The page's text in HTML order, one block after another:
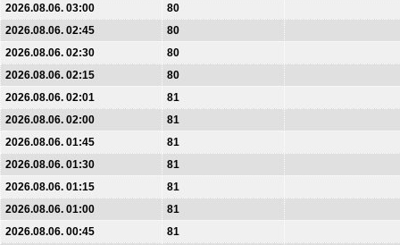
2026.08.06. 03:00
80
2026.08.06. 02:45
80
2026.08.06. 02:30
80
2026.08.06. 02:15
80
2026.08.06. 02:01
81
2026.08.06. 02:00
81
2026.08.06. 01:45
81
2026.08.06. 01:30
81
2026.08.06. 01:15
81
2026.08.06. 01:00
81
2026.08.06. 00:45
81